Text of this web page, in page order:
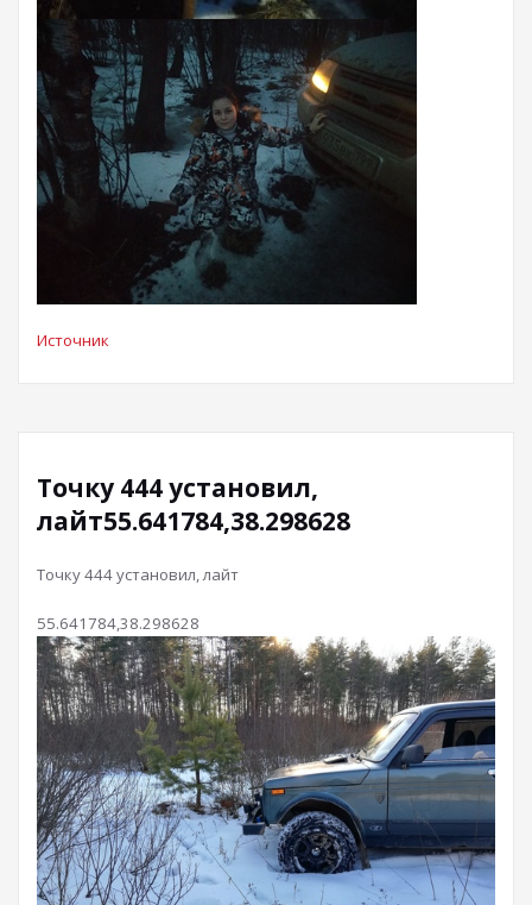
Источник
Точку 444 установил,
лайт55.641784,38.298628
Точку 444 установил, лайт
55.641784,38.298628